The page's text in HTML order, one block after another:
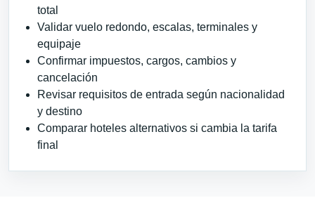
total
Validar vuelo redondo, escalas, terminales y
equipaje
Confirmar impuestos, cargos, cambios y
cancelación
Revisar requisitos de entrada según nacionalidad
y destino
Comparar hoteles alternativos si cambia la tarifa
final